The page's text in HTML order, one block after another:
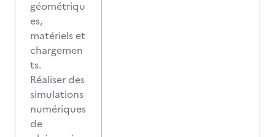
géométriqu
es,
matériels et
chargemen
ts.
Réaliser des
simulations
numériques
de